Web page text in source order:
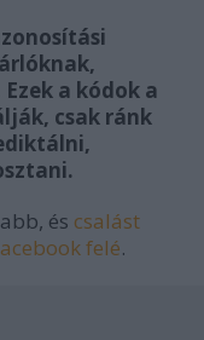
a kódok a
csak ránk
és csalást
felé.